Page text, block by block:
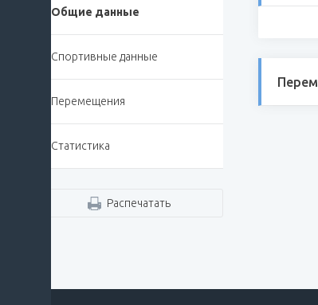
Общие данные
Спортивные данные
Перемещения
Статистика
Распечатать